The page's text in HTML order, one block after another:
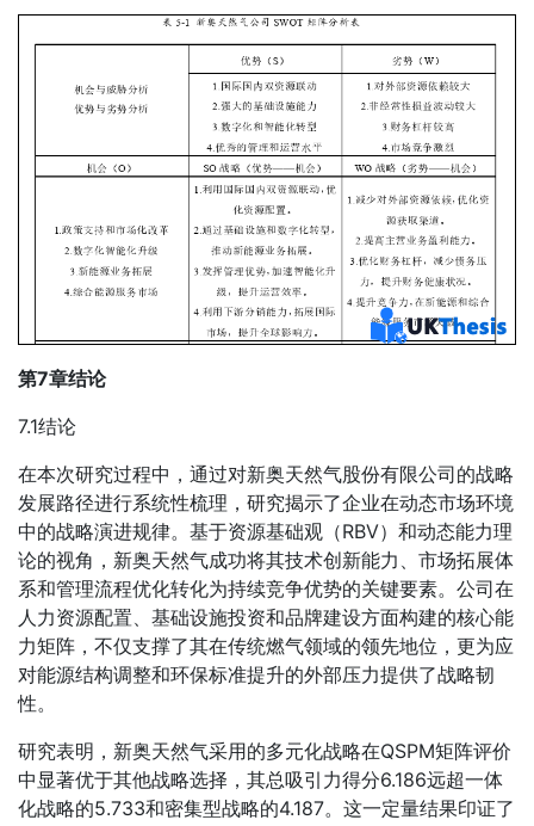
第7章结论
7.1结论
在本次研究过程中，通过对新奥天然气股份有限公司的战略
发展路径进行系统性梳理，研究揭示了企业在动态市场环境
中的战略演进规律。基于资源基础观（RBV）和动态能力理
论的视角，新奥天然气成功将其技术创新能力、市场拓展体
系和管理流程优化转化为持续竞争优势的关键要素。公司在
人力资源配置、基础设施投资和品牌建设方面构建的核心能
力矩阵，不仅支撑了其在传统燃气领域的领先地位，更为应
对能源结构调整和环保标准提升的外部压力提供了战略韧
性。
研究表明，新奥天然气采用的多元化战略在QSPM矩阵评价
中显著优于其他战略选择，其总吸引力得分6.186远超一体
化战略的5.733和密集型战略的4.187。这一定量结果印证了